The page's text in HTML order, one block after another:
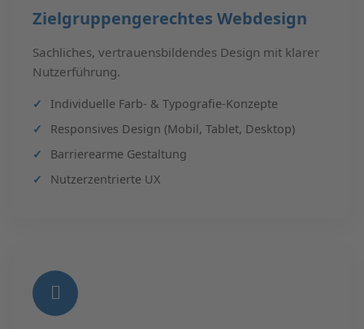
Zielgruppengerechtes Webdesign
Sachliches, vertrauensbildendes Design mit klarer
Nutzerführung.
Individuelle Farb- & Typografie-Konzepte
Responsives Design (Mobil, Tablet, Desktop)
Barrierearme Gestaltung
Nutzerzentrierte UX